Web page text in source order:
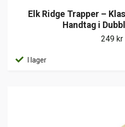
Elk Ridge Trapper –
Handtag i
249 kr
I lager